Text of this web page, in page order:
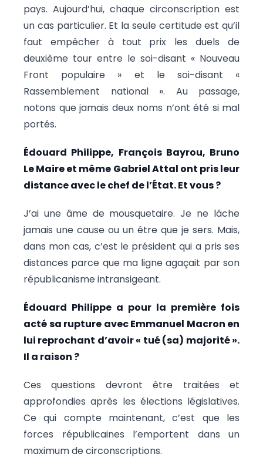
pays. Aujourd’hui, chaque circonscription est
un cas particulier. Et la seule certitude est qu’il
faut empêcher à tout prix les duels de
deuxième tour entre le soi-disant « Nouveau
Front populaire » et le soi-disant «
Rassemblement national ». Au passage,
notons que jamais deux noms n’ont été si mal
portés.
Édouard Philippe, François Bayrou, Bruno
Le Maire et même Gabriel Attal ont pris leur
distance avec le chef de l’État. Et vous ?
J’ai une âme de mousquetaire. Je ne lâche
jamais une cause ou un être que je sers. Mais,
dans mon cas, c’est le président qui a pris ses
distances parce que ma ligne agaçait par son
républicanisme intransigeant.
Édouard Philippe a pour la première fois
acté sa rupture avec Emmanuel Macron en
lui reprochant d’avoir « tué (sa) majorité ».
Il a raison ?
Ces questions devront être traitées et
approfondies après les élections législatives.
Ce qui compte maintenant, c’est que les
forces républicaines l’emportent dans un
maximum de circonscriptions.